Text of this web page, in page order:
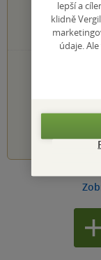
lepší a
klidně
údaje.